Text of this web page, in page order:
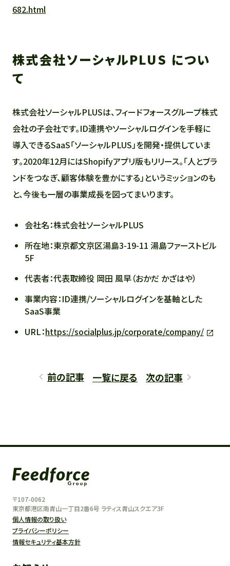
682.html
株式会社ソーシャルPLUS につい
て
株式会社ソーシャルPLUSは、フィードフォースグループ株式
会社の子会社です。ID連携やソーシャルログインを手軽に
導入できるSaaS「ソーシャルPLUS」を開発・提供していま
す。2020年12月にはShopifyアプリ版もリリース。「人とブラ
ンドをつなぎ、顧客体験を豊かにする」というミッションのも
と、今後も一層の事業成長を図ってまいります。
会社名：株式会社ソーシャルPLUS
所在地：東京都文京区湯島3-19-11 湯島ファーストビル
5F
代表者：代表取締役 岡田 風早（おかだ かざはや）
事業内容：ID連携/ソーシャルログインを基軸とした
SaaS事業
URL：https://socialplus.jp/corporate/company/
前の記事 一覧に戻る 次の記事
〒107-0062
東京都港区南青山一丁目2番6号 ラティス青山スクエア3F
個人情報の取り扱い
プライバシーポリシー
情報セキュリティ基本方針